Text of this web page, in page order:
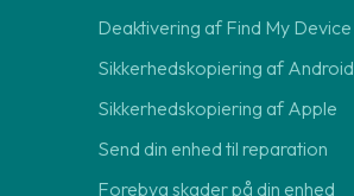
Deaktivering af Find My Device
Sikkerhedskopiering af Android
Sikkerhedskopiering af Apple
Send din enhed til reparation
Forebyg skader på din enhed